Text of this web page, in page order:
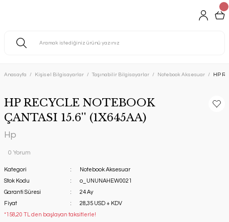
Anasayfa Kişisel Bilgisayarlar Taşınabilir Bilgisayarlar Notebook Aksesuar HP
HP RECYCLE NOTEBOOK
ÇANTASI 15.6'' (1X645AA)
Hp
0 Yorum
Kategori
Notebook Aksesuar
Stok Kodu
o_UNUNAHEW0021
Garanti Süresi
24 Ay
Fiyat
28,35 USD + KDV
*158,20 TL den başlayan taksitlerle!